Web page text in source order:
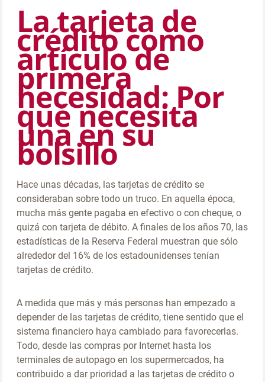
La tarjeta de
crédito como
artículo de
primera
necesidad: Por
qué necesita
una en su
bolsillo
Hace unas décadas, las tarjetas de crédito se
consideraban sobre todo un truco. En aquella época,
mucha más gente pagaba en efectivo o con cheque, o
quizá con tarjeta de débito. A finales de los años 70, las
estadísticas de la Reserva Federal muestran que sólo
alrededor del 16% de los estadounidenses tenían
tarjetas de crédito.
A medida que más y más personas han empezado a
depender de las tarjetas de crédito, tiene sentido que el
sistema financiero haya cambiado para favorecerlas.
Todo, desde las compras por Internet hasta los
terminales de autopago en los supermercados, ha
contribuido a dar prioridad a las tarjetas de crédito o